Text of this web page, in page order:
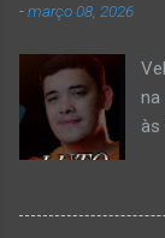
28
e
-março 08, 2026
às